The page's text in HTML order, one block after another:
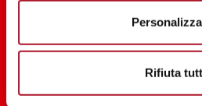
Personalizza
Rifiuta
Resta aggiornato su tutte le novità